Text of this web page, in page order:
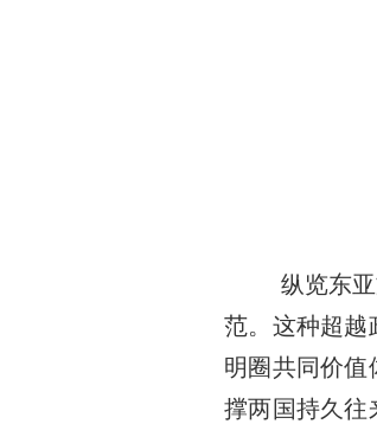
纵览东
范。这种超越
明圈共同价值
撑两国持久往